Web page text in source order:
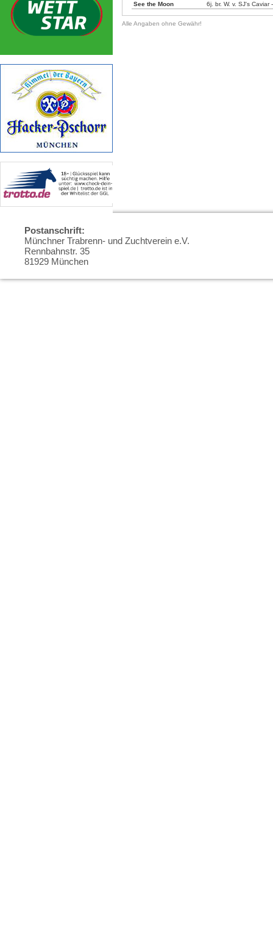
See the Moon 6j. br. W. v. SJ's Caviar
Alle Angaben ohne Gewähr!
Postanschrift:
Münchner Trabrenn- und Zuchtverein e.V.
Rennbahnstr. 35
81929 München